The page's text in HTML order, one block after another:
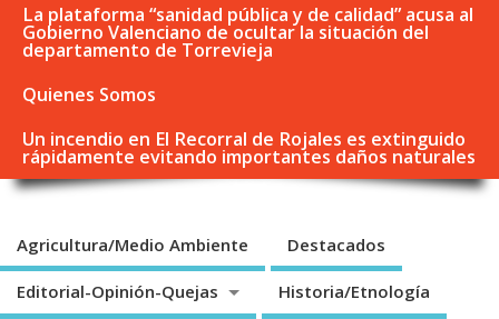
La plataforma “sanidad pública y de calidad” acusa al
Gobierno Valenciano de ocultar la situación del
departamento de Torrevieja
Quienes Somos
Un incendio en El Recorral de Rojales es extinguido
rápidamente evitando importantes daños naturales
Agricultura/Medio Ambiente Destacados
Editorial-Opinión-Quejas Historia/Etnología